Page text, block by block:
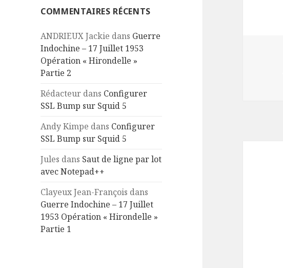
COMMENTAIRES RÉCENTS
ANDRIEUX Jackie dans Guerre
Indochine – 17 Juillet 1953
Opération « Hirondelle »
Partie 2
Rédacteur dans Configurer
SSL Bump sur Squid 5
Andy Kimpe dans Configurer
SSL Bump sur Squid 5
Jules dans Saut de ligne par lot
avec Notepad++
Clayeux Jean-François dans
Guerre Indochine – 17 Juillet
1953 Opération « Hirondelle »
Partie 1